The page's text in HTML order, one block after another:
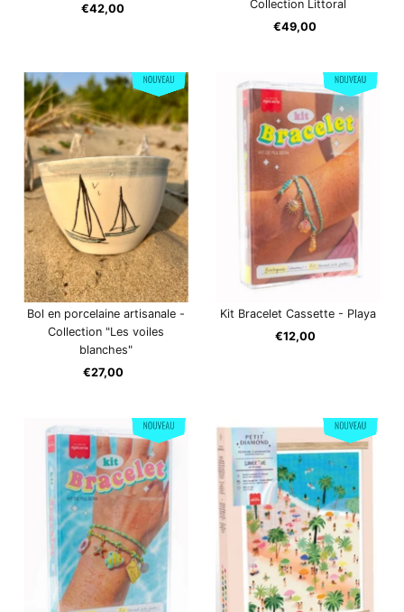
Prix
€42,00
Collection Littoral
Prix
€49,00
Bol en porcelaine artisanale -
Collection "Les voiles
blanches"
Prix
€27,00
Kit Bracelet Cassette - Playa
Prix
€12,00